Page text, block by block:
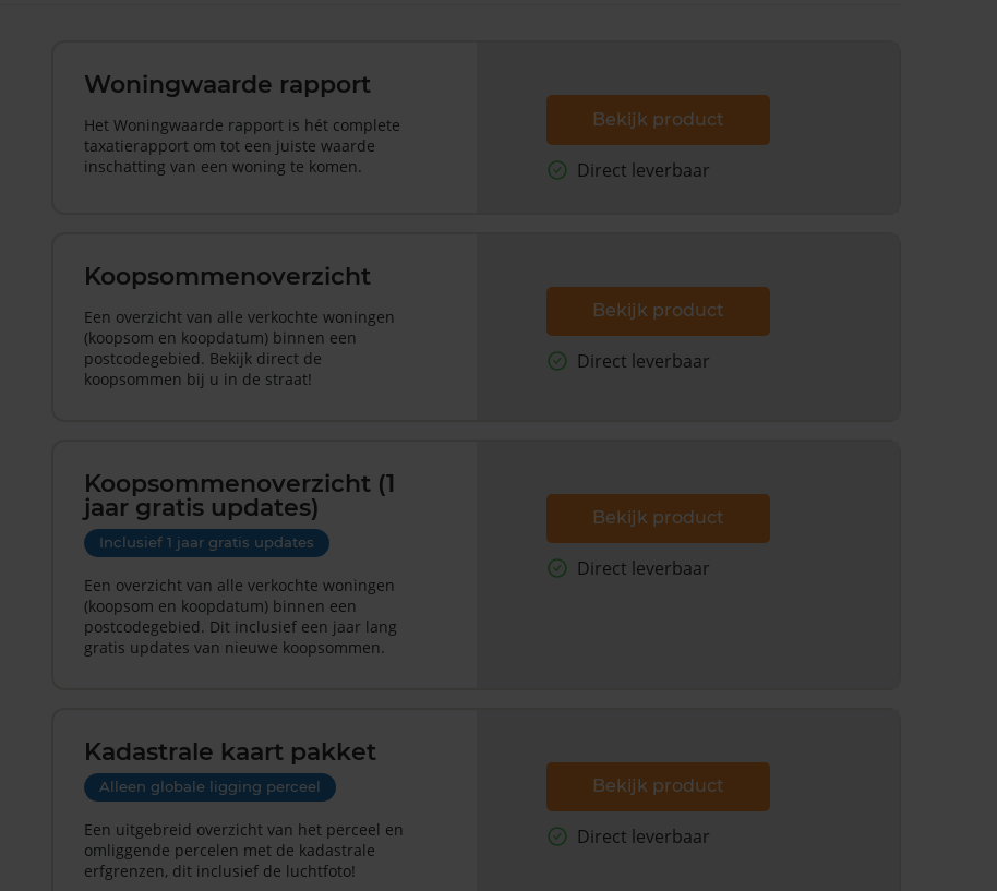
Woningwaarde rapport
Het Woningwaarde rapport is hét complete
taxatierapport om tot een juiste waarde
inschatting van een woning te komen.
Bekijk product
Direct leverbaar
Koopsommenoverzicht
Een overzicht van alle verkochte woningen
(koopsom en koopdatum) binnen een
postcodegebied. Bekijk direct de
koopsommen bij u in de straat!
Bekijk product
Direct leverbaar
Koopsommenoverzicht (1
jaar gratis updates)
Inclusief 1 jaar gratis updates
Een overzicht van alle verkochte woningen
(koopsom en koopdatum) binnen een
postcodegebied. Dit inclusief een jaar lang
gratis updates van nieuwe koopsommen.
Bekijk product
Direct leverbaar
Kadastrale kaart pakket
Alleen globale ligging perceel
Een uitgebreid overzicht van het perceel en
omliggende percelen met de kadastrale
erfgrenzen, dit inclusief de luchtfoto!
Bekijk product
Direct leverbaar